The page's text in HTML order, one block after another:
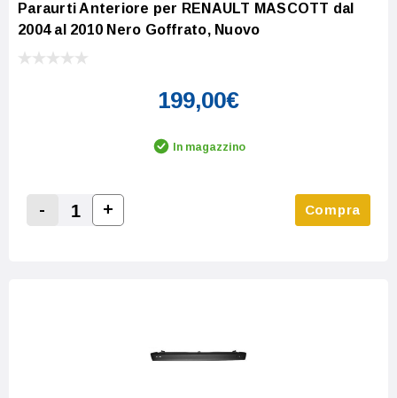
Paraurti Anteriore per RENAULT MASCOTT dal
2004 al 2010 Nero Goffrato, Nuovo
199,00€
In magazzino
Decrease Quantity:
-
Increase Quantity:
+ Compra